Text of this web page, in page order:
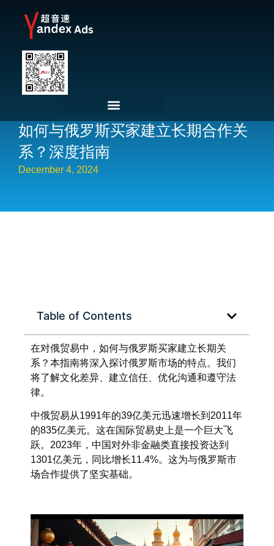
如何与俄罗斯买家建立长期合作关
系？深度指南
December 4, 2024
Table of Contents
在对俄贸易中，如何与俄罗斯买家建立长期关
系？本指南将深入探讨俄罗斯市场的特点。我们
将了解文化差异、建立信任、优化沟通和遵守法
律。
中俄贸易从1991年的39亿美元迅速增长到2011年
的835亿美元。这在国际贸易史上是一个巨大飞
跃。2023年，中国对外非金融类直接投资达到
1301亿美元，同比增长11.4%。这为与俄罗斯市
场合作提供了坚实基础。